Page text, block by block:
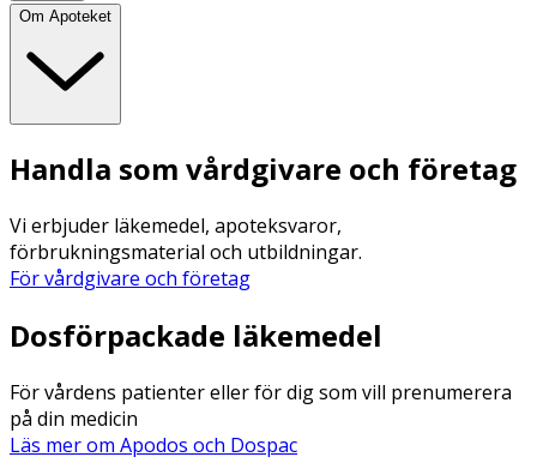
Om Apoteket
Handla som vårdgivare och företag
Vi erbjuder läkemedel, apoteksvaror,
förbrukningsmaterial och utbildningar.
För vårdgivare och företag
Dosförpackade läkemedel
För vårdens patienter eller för dig som vill prenumerera
på din medicin
Läs mer om Apodos och Dospac